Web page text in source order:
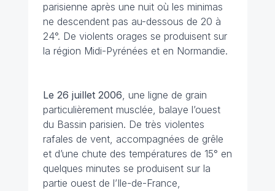
parisienne après une nuit où les minimas
ne descendent pas au-dessous de 20 à
24°. De violents orages se produisent sur
la région Midi-Pyrénées et en Normandie.
Le 26 juillet 2006, une ligne de grain
particulièrement musclée, balaye l’ouest
du Bassin parisien. De très violentes
rafales de vent, accompagnées de grêle
et d’une chute des températures de 15° en
quelques minutes se produisent sur la
partie ouest de l’Ile-de-France,